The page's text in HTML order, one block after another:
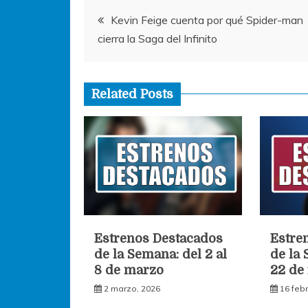
k
Navegación
entradas
Kevin Feige cuenta por qué Spider-man
cierra la Saga del Infinito
Related Posts
Estrenos Destacados
de la Semana: del 2 al
8 de marzo
2 marzo, 2026
de la
22
16